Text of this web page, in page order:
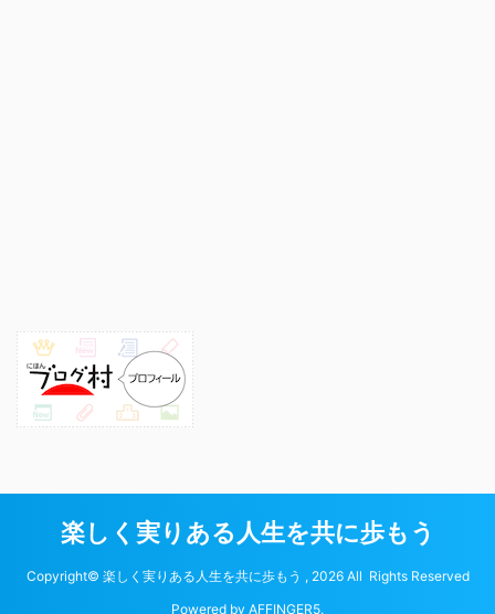
楽しく実りある人生を共に歩もう
Copyright© 楽しく実りある人生を共に歩もう , 2026 All Rights Reserved
Powered by AFFINGER5.